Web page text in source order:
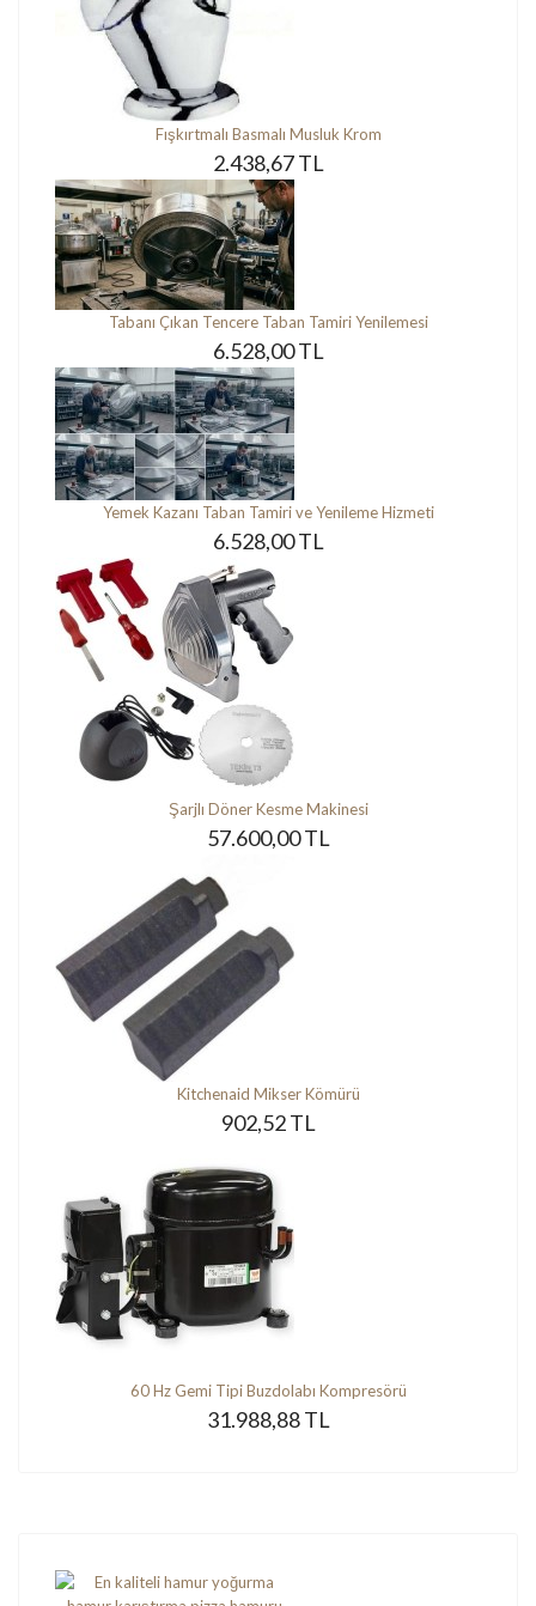
Fışkırtmalı Basmalı Musluk Krom
2.438,67 TL
Tabanı Çıkan Tencere Taban Tamiri Yenilemesi
6.528,00 TL
Yemek Kazanı Taban Tamiri ve Yenileme Hizmeti
6.528,00 TL
Şarjlı Döner Kesme Makinesi
57.600,00 TL
Kitchenaid Mikser Kömürü
902,52 TL
60 Hz Gemi Tipi Buzdolabı Kompresörü
31.988,88 TL